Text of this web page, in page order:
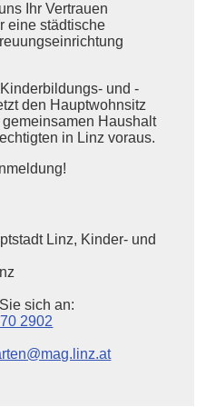
Ihr Vertrauen
eine städtische
und -
den Hauptwohnsitz
Haushalt
in Linz voraus.
Linz, Kinder- und
sich an:
2902